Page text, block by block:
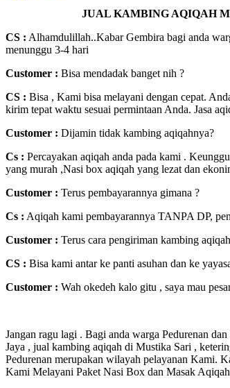
JUAL KAMBING AQIQAH
CS : Alhamdulillah..Kabar Gembira bagi anda
menunggu 3-4 hari
Customer : Bisa mendadak banget nih ?
CS : Bisa , Kami bisa melayani dengan cepat.
kirim tepat waktu sesuai permintaan Anda. Jasa
Customer : Dijamin tidak kambing aqiqahnya?
Cs : Percayakan aqiqah anda pada kami .
yang murah ,Nasi box aqiqah yang lezat dan
Customer : Terus pembayarannya gimana ?
Cs : Aqiqah kami pembayarannya TANPA DP,
Customer : Terus cara pengiriman kambing
CS : Bisa kami antar ke panti asuhan dan ke
Customer : Wah okedeh kalo gitu , saya mau
Jangan ragu lagi . Bagi anda warga Pedurenan
Jaya , jual kambing aqiqah di Mustika Sari ,
Pedurenan merupakan wilayah pelayanan Kami.
Kami Melayani Paket Nasi Box dan Masak